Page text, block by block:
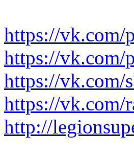
https://vk.com/
https://vk.com/
https://vk.com/
https://vk.com/
http://